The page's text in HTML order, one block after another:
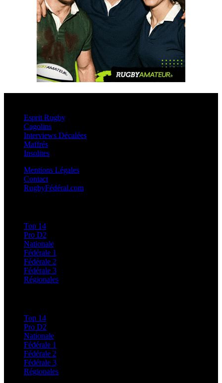
Esprit Rugby
Cagolins
Interviews Décalées
Maffrés
Insolites
Mentions Légales
Contact
RugbyFédéral.com
Top 14
Pro D2
Nationale
Fédérale 1
Fédérale 2
Fédérale 3
Régionales
Top 14
Pro D2
Nationale
Fédérale 1
Fédérale 2
Fédérale 3
Régionales